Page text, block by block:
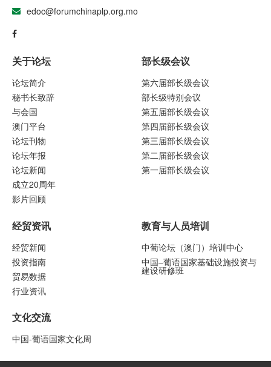
edoc@forumchinaplp.org.mo
关于论坛
论坛简介
秘书长致辞
与会国
澳门平台
论坛刊物
论坛年报
论坛新闻
成立20周年
影片回顾
部长级会议
第六届部长级会议
部长级特别会议
第五届部长级会议
第四届部长级会议
第三届部长级会议
第二届部长级会议
第一届部长级会议
经贸资讯
经贸新闻
投资指南
贸易数据
行业资讯
文化交流
中国-葡语国家文化周
教育与人员培训
中葡论坛（澳门）培训中心
中国–葡语国家基础设施投资与
建设研修班